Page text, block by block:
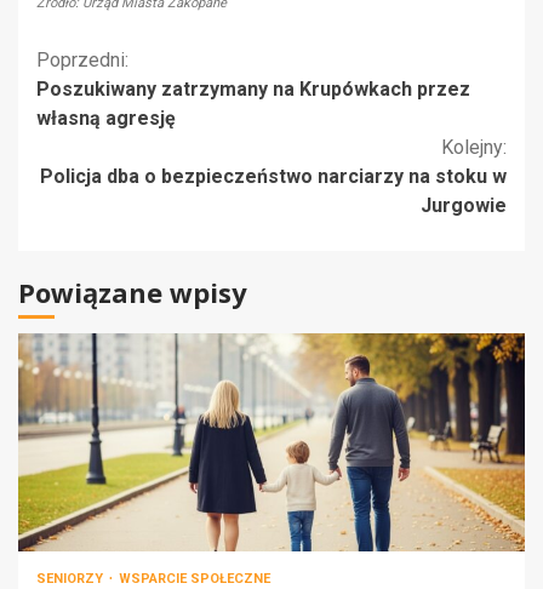
Kontynuuj
czytanie
Poprzedni:
Poszukiwany zatrzymany na Krupówkach przez
własną agresję
Kolejny:
Policja dba o bezpieczeństwo narciarzy na stoku w
Jurgowie
Powiązane wpisy
SENIORZY WSPARCIE SPOŁECZNE